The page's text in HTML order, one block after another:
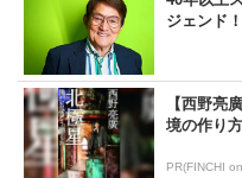
ジェンド
【西野亮
境の作り
PR(FINCHI